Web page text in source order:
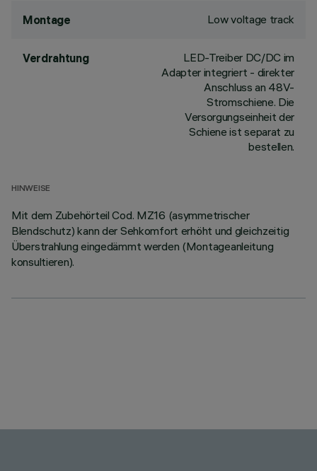
Montage Low voltage track
Verdrahtung
LED-Treiber DC/DC im
Adapter integriert - direkter
Anschluss an 48V-
Stromschiene. Die
Versorgungseinheit der
Schiene ist separat zu
bestellen.
HINWEISE
Mit dem Zubehörteil Cod. MZ16 (asymmetrischer
Blendschutz) kann der Sehkomfort erhöht und gleichzeitig
Überstrahlung eingedämmt werden (Montageanleitung
konsultieren).